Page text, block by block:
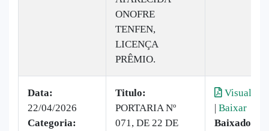
ONOFRE
TENFEN,
LICENÇA
PRÊMIO.
Data:
22/04/2026
Categoria:
Titulo:
PORTARIA Nº
071, DE 22 DE
Visualizar
| Baixar
Baixado: